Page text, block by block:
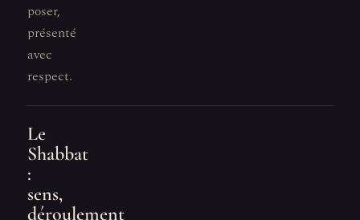
poser,
présenté
avec
respect.
Le
Shabbat
:
sens,
déroulement